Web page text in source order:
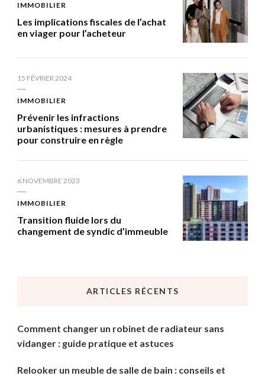
IMMOBILIER
Les implications fiscales de l’achat
en viager pour l’acheteur
15 FÉVRIER 2024
IMMOBILIER
Prévenir les infractions
urbanistiques : mesures à prendre
pour construire en règle
6 NOVEMBRE 2023
IMMOBILIER
Transition fluide lors du
changement de syndic d’immeuble
ARTICLES RÉCENTS
Comment changer un robinet de radiateur sans
vidanger : guide pratique et astuces
Relooker un meuble de salle de bain : conseils et